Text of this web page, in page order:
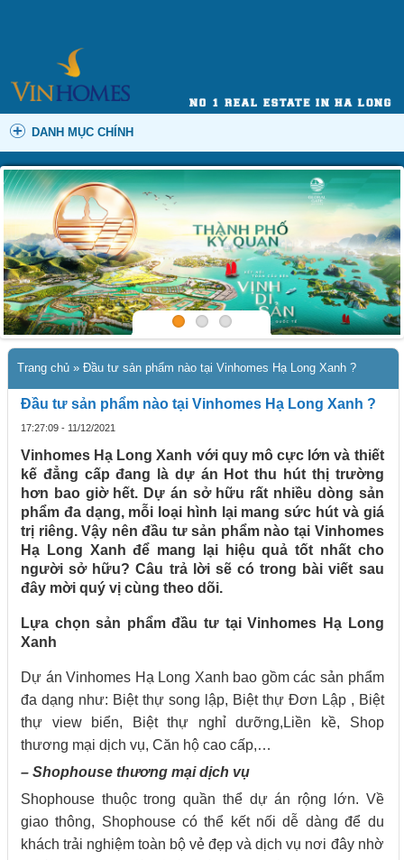
DANH MỤC CHÍNH
Trang chủ » Đầu tư sản phẩm nào tại Vinhomes Hạ Long Xanh ?
Đầu tư sản phẩm nào tại Vinhomes Hạ Long Xanh ?
17:27:09 - 11/12/2021
Vinhomes Hạ Long Xanh với quy mô cực lớn và thiết
kế đẳng cấp đang là dự án Hot thu hút thị trường
hơn bao giờ hết. Dự án sở hữu rất nhiều dòng sản
phẩm đa dạng, mỗi loại hình lại mang sức hút và giá
trị riêng. Vậy nên đầu tư sản phẩm nào tại Vinhomes
Hạ Long Xanh để mang lại hiệu quả tốt nhất cho
người sở hữu? Câu trả lời sẽ có trong bài viết sau
đây mời quý vị cùng theo dõi.
Lựa chọn sản phẩm đầu tư tại Vinhomes Hạ Long
Xanh
Dự án Vinhomes Hạ Long Xanh bao gồm các sản phẩm
đa dạng như: Biệt thự song lập, Biệt thự Đơn Lập , Biệt
thự view biển, Biệt thự nghỉ dưỡng,Liền kề, Shop
thương mại dịch vụ, Căn hộ cao cấp,…
– Shophouse thương mại dịch vụ
Shophouse thuộc trong quần thể dự án rộng lớn. Về
giao thông, Shophouse có thể kết nối dễ dàng để du
khách trải nghiệm toàn bộ vẻ đẹp và dịch vụ nơi đây nhờ